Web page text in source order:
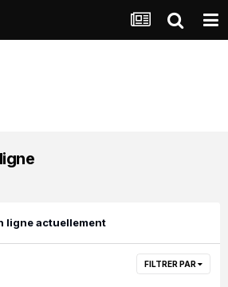
ligne actuellement
FILTRER PAR